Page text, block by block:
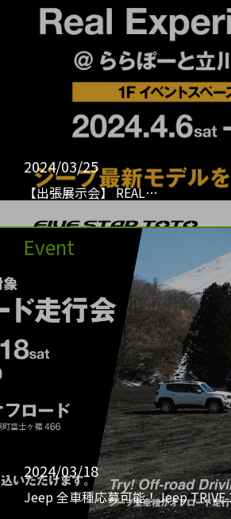
2024/03/25
【出張展示会】 REAL…
Event
2024/03/18
Jeep 全車種応募可能！Jeep